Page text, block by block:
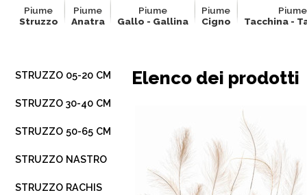
Piume
Struzzo
Piume
Anatra
Piume
Gallo - Gallina
Piume
Cigno
Piume
Tacchina -
STRUZZO 05-20 CM
STRUZZO 30-40 CM
STRUZZO 50-65 CM
STRUZZO NASTRO
STRUZZO RACHIS
Elenco dei prodotti